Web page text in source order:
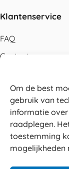
Om de best
gebruik van
informatie
raadplegen.
toestemming
mogelijkheden
Klantenservice
FAQ
Contact
Betalen
Levering
Retouren
Service en garantie